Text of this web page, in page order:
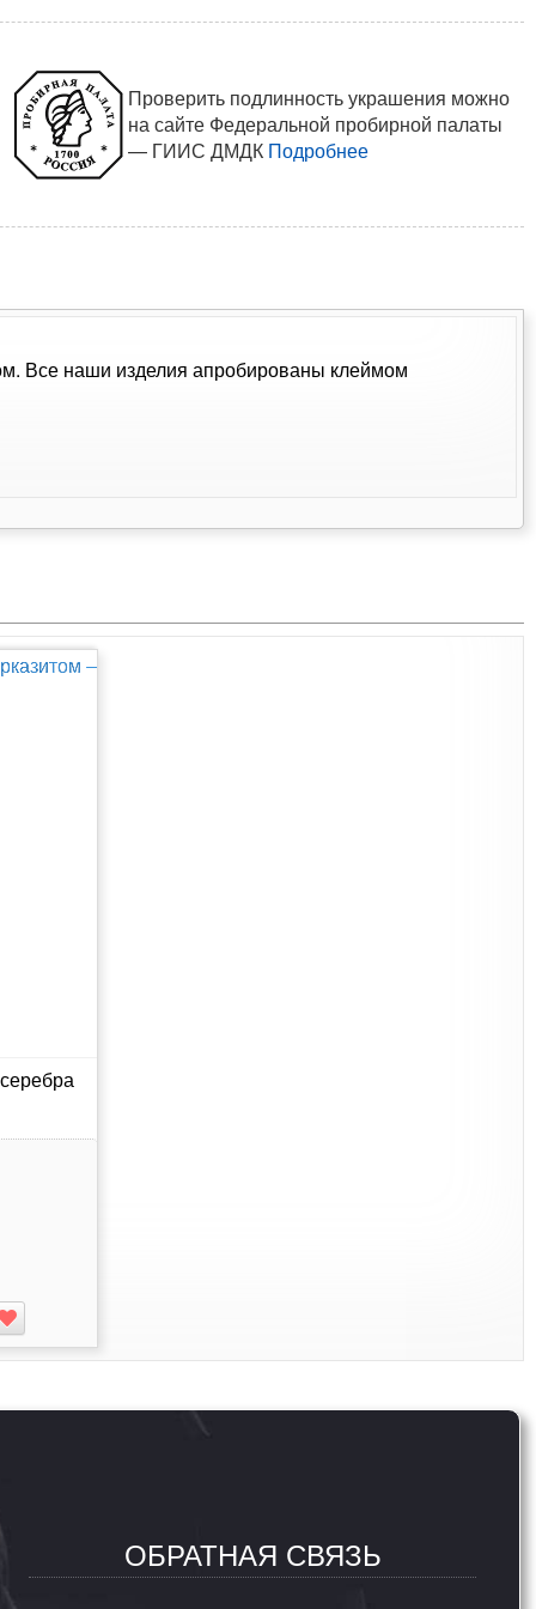
Проверить подлинность украшения можно
на сайте Федеральной пробирной палаты
— ГИИС ДМДК Подробнее
Все наши изделия апробированы клеймом
ОБРАТНАЯ СВЯЗЬ